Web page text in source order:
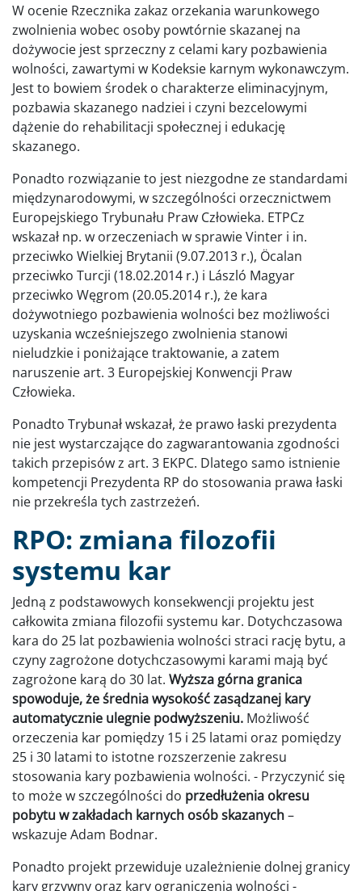
W ocenie Rzecznika zakaz orzekania warunkowego
zwolnienia wobec osoby powtórnie skazanej na
dożywocie jest sprzeczny z celami kary pozbawienia
wolności, zawartymi w Kodeksie karnym wykonawczym.
Jest to bowiem środek o charakterze eliminacyjnym,
pozbawia skazanego nadziei i czyni bezcelowymi
dążenie do rehabilitacji społecznej i edukację
skazanego.
Ponadto rozwiązanie to jest niezgodne ze standardami
międzynarodowymi, w szczególności orzecznictwem
Europejskiego Trybunału Praw Człowieka. ETPCz
wskazał np. w orzeczeniach w sprawie Vinter i in.
przeciwko Wielkiej Brytanii (9.07.2013 r.), Öcalan
przeciwko Turcji (18.02.2014 r.) i László Magyar
przeciwko Węgrom (20.05.2014 r.), że kara
dożywotniego pozbawienia wolności bez możliwości
uzyskania wcześniejszego zwolnienia stanowi
nieludzkie i poniżające traktowanie, a zatem
naruszenie art. 3 Europejskiej Konwencji Praw
Człowieka.
Ponadto Trybunał wskazał, że prawo łaski prezydenta
nie jest wystarczające do zagwarantowania zgodności
takich przepisów z art. 3 EKPC. Dlatego samo istnienie
kompetencji Prezydenta RP do stosowania prawa łaski
nie przekreśla tych zastrzeżeń.
RPO: zmiana filozofii
systemu kar
Jedną z podstawowych konsekwencji projektu jest
całkowita zmiana filozofii systemu kar. Dotychczasowa
kara do 25 lat pozbawienia wolności straci rację bytu, a
czyny zagrożone dotychczasowymi karami mają być
zagrożone karą do 30 lat. Wyższa górna granica
spowoduje, że średnia wysokość zasądzanej kary
automatycznie ulegnie podwyższeniu. Możliwość
orzeczenia kar pomiędzy 15 i 25 latami oraz pomiędzy
25 i 30 latami to istotne rozszerzenie zakresu
stosowania kary pozbawienia wolności. - Przyczynić się
to może w szczególności do przedłużenia okresu
pobytu w zakładach karnych osób skazanych–
wskazuje Adam Bodnar.
Ponadto projekt przewiduje uzależnienie dolnej granicy
kary grzywny oraz kary ograniczenia wolności -